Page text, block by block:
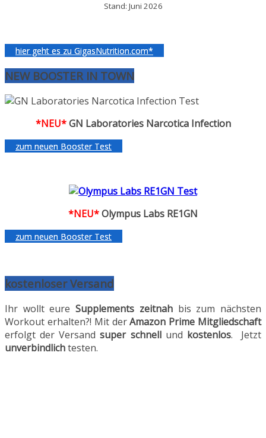
Stand: Juni 2026
hier geht es zu GigasNutrition.com*
NEW BOOSTER IN TOWN
*NEU*GN Laboratories Narcotica Infection
zum neuen Booster Test
*NEU*Olympus Labs RE1GN
zum neuen Booster Test
kostenloser Versand
Ihr wollt eureSupplements zeitnah bis zum nächsten
Workout erhalten?! Mit derAmazon Prime Mitgliedschaft
erfolgt der Versandsuper schnellund kostenlos. Jetzt
unverbindlichtesten.